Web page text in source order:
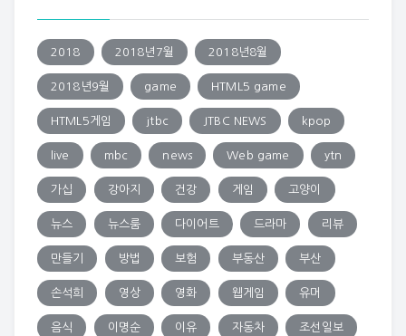
2018 2018년7월 2018년8월
2018년9월 game HTML5 game
HTML5게임 jtbc JTBC NEWS kpop
live mbc news Web game ytn
가십 강아지 건강 게임 고양이
뉴스 뉴스룸 다이어트 드라마 리뷰
만들기 방법 보험 부동산 부산
손석희 영상 영화 웹게임 유머
음식 이명순 이유 자동차 조선일보